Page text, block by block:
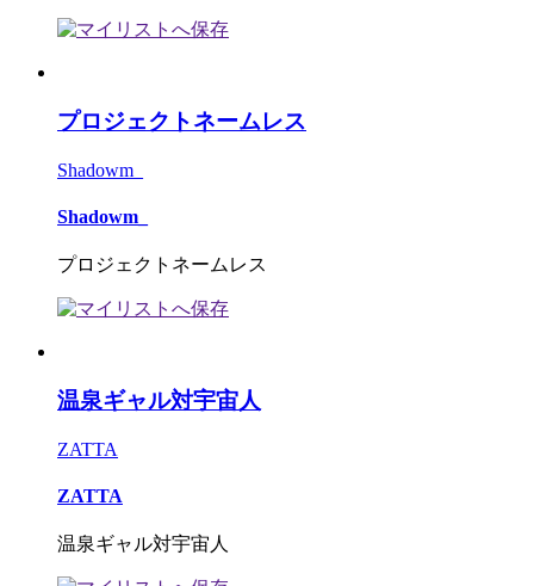
プロジェクトネームレス
Shadowm_
Shadowm_
プロジェクトネームレス
温泉ギャル対宇宙人
ZATTA
ZATTA
温泉ギャル対宇宙人